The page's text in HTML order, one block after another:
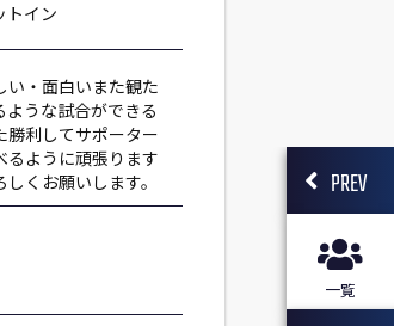
トイン
い・面白いまた観た
ような試合ができる
勝利してサポーター
るように頑張ります
くお願いします。
PREV
一覧